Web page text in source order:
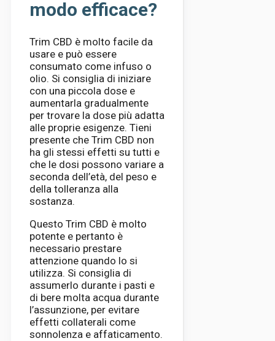
modo efficace?
Trim CBD è molto facile da
usare e può essere
consumato come infuso o
olio. Si consiglia di iniziare
con una piccola dose e
aumentarla gradualmente
per trovare la dose più adatta
alle proprie esigenze. Tieni
presente che Trim CBD non
ha gli stessi effetti su tutti e
che le dosi possono variare a
seconda dell’età, del peso e
della tolleranza alla
sostanza.
Questo Trim CBD è molto
potente e pertanto è
necessario prestare
attenzione quando lo si
utilizza. Si consiglia di
assumerlo durante i pasti e
di bere molta acqua durante
l’assunzione, per evitare
effetti collaterali come
sonnolenza e affaticamento.